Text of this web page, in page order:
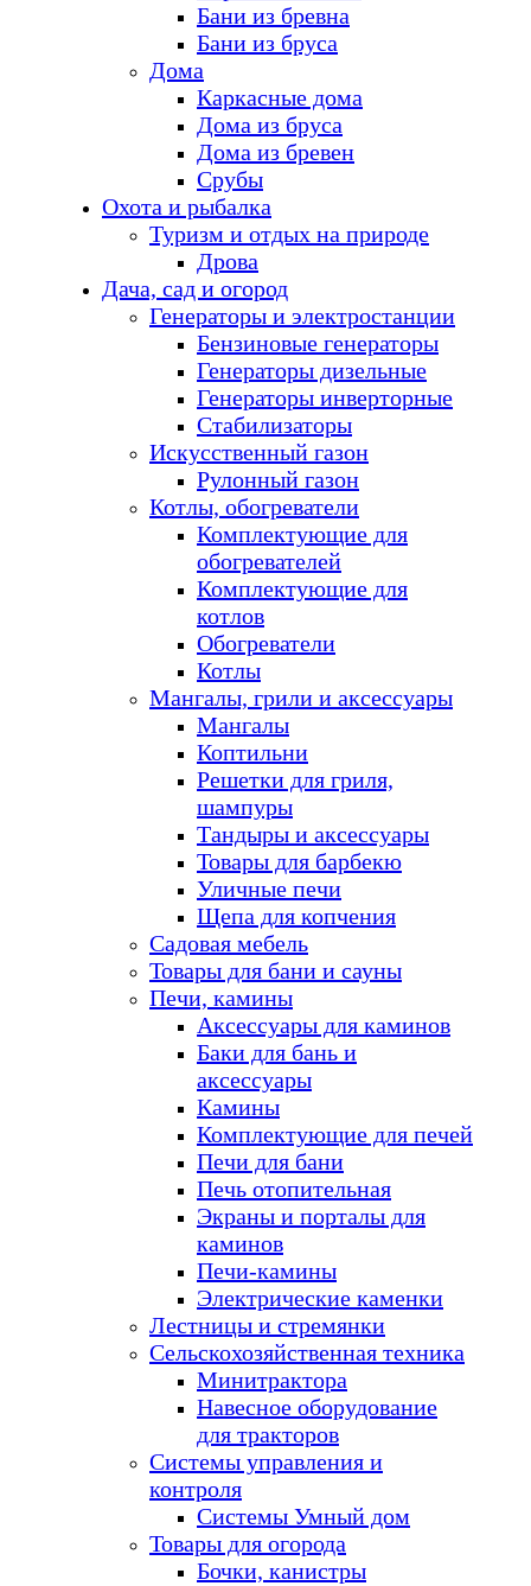
Бани из бревна
Бани из бруса
Дома
Каркасные дома
Дома из бруса
Дома из бревен
Срубы
Охота и рыбалка
Туризм и отдых на природе
Дрова
Дача, сад и огород
Генераторы и электростанции
Бензиновые генераторы
Генераторы дизельные
Генераторы инверторные
Стабилизаторы
Искусственный газон
Рулонный газон
Котлы, обогреватели
Комплектующие для
обогревателей
Комплектующие для
котлов
Обогреватели
Котлы
Мангалы, грили и аксессуары
Мангалы
Коптильни
Решетки для гриля,
шампуры
Тандыры и аксессуары
Товары для барбекю
Уличные печи
Щепа для копчения
Садовая мебель
Товары для бани и сауны
Печи, камины
Аксессуары для каминов
Баки для бань и
аксессуары
Камины
Комплектующие для печей
Печи для бани
Печь отопительная
Экраны и порталы для
каминов
Печи-камины
Электрические каменки
Лестницы и стремянки
Сельскохозяйственная техника
Минитрактора
Навесное оборудование
для тракторов
Системы управления и
контроля
Системы Умный дом
Товары для огорода
Бочки, канистры